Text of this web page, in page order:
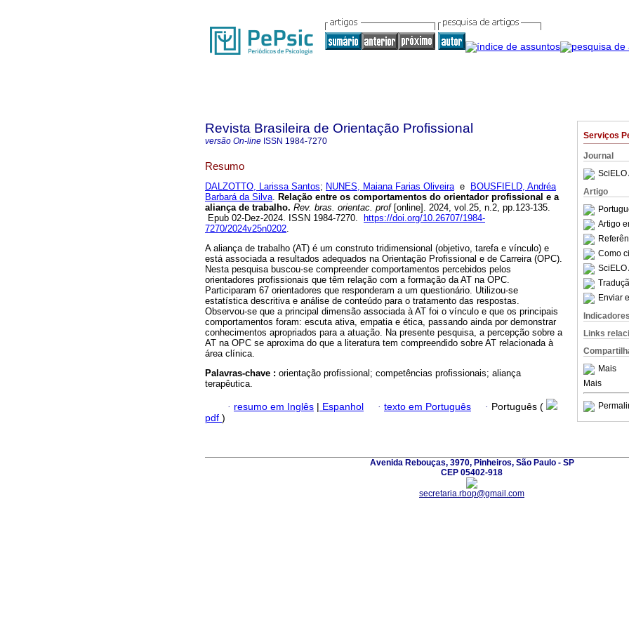
Serviços
Journal
SciELO
Artigo
Artigo
Como
SciELO
Enviar
Indicadores
Links
Mais
Mais
Revista Brasileira de Orientação Profissional
versão On-line ISSN 1984-7270
Resumo
DALZOTTO, Larissa Santos; NUNES, Maiana Farias Oliveirae
BOUSFIELD, Andréa
Barbará da Silva. Relação entre os comportamentos do orientador profissional e a
aliança de trabalho. Rev. bras. orientac. prof[online]. 2024, vol.25, n.2, pp.123-135.
Epub 02-Dez-2024. ISSN 1984-7270.
https://doi.org/10.26707/1984-
7270/2024v25n0202.
A aliança de trabalho (AT) é um construto tridimensional (objetivo, tarefa e vínculo) e
está associada a resultados adequados na Orientação Profissional e de Carreira (OPC).
Nesta pesquisa buscou-se compreender comportamentos percebidos pelos
orientadores profissionais que têm relação com a formação da AT na OPC.
Participaram 67 orientadores que responderam a um questionário. Utilizou-se
estatística descritiva e análise de conteúdo para o tratamento das respostas.
Observou-se que a principal dimensão associada à AT foi o vínculo e que os principais
comportamentos foram: escuta ativa, empatia e ética, passando ainda por demonstrar
conhecimentos apropriados para a atuação. Na presente pesquisa, a percepção sobre a
AT na OPC se aproxima do que a literatura tem compreendido sobre AT relacionada à
área clínica.
Palavras-chave : orientação profissional; competências profissionais; aliança
terapêutica.
· resumo em Inglês | Espanhol · texto em Português · Português (
pdf )
Avenida Rebouças, 3970, Pinheiros, São Paulo - SP
CEP 05402-918
secretaria.rbop@gmail.com